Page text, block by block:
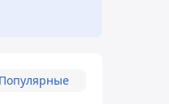
Популярные